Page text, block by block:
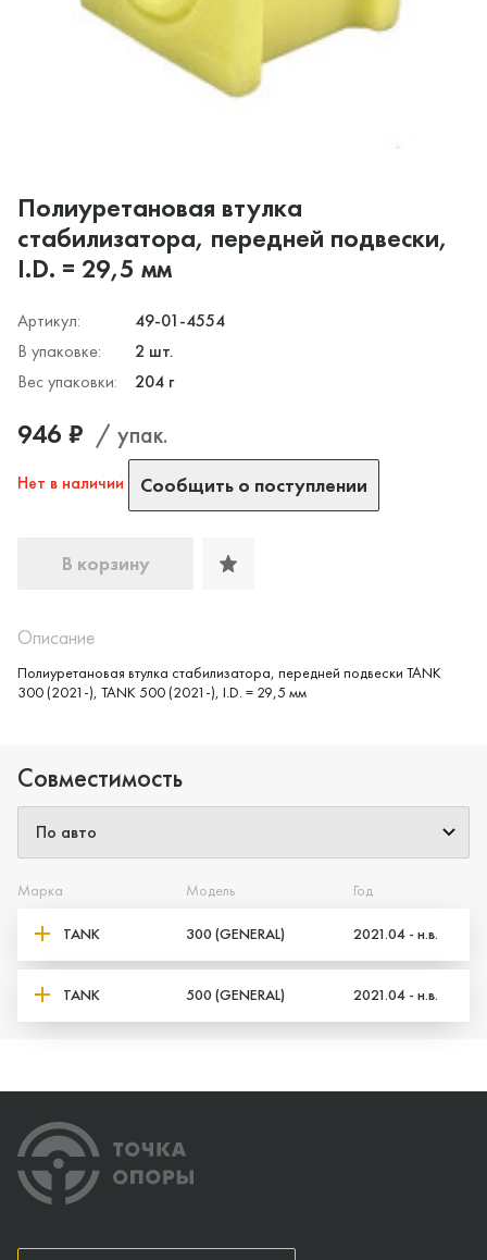
Да, верно
Полиуретановая втулка
стабилизатора, передней подвески,
I.D. = 29,5 мм
Артикул:
49-01-4554
В упаковке:
2 шт.
Вес упаковки:
204 г
946 ₽ / упак.
Нет в наличии Сообщить о поступлении
В корзину
Описание
Полиуретановая втулка стабилизатора, передней подвески TANK
300 (2021-), TANK 500 (2021-), I.D. = 29,5 мм
Совместимость
Марка Модель Год
TANK 300 (GENERAL) 2021.04 - н.в.
TANK 500 (GENERAL) 2021.04 - н.в.